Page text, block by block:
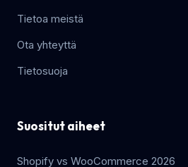
Tietoa meistä
Ota yhteyttä
Tietosuoja
Suositut aiheet
Shopify vs WooCommerce 2026